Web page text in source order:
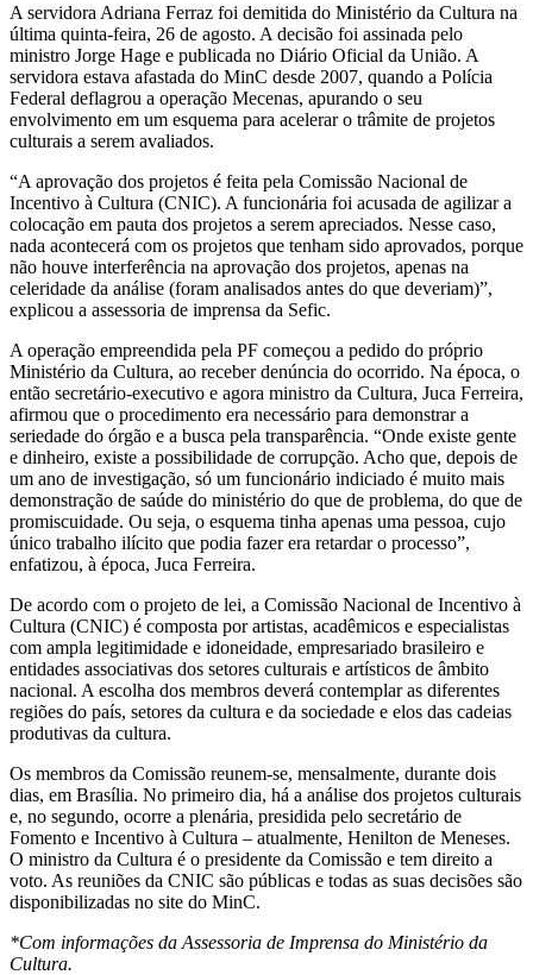
A servidora Adriana Ferraz foi demitida do Ministério da Cultura na
última quinta-feira, 26 de agosto. A decisão foi assinada pelo
ministro Jorge Hage e publicada no Diário Oficial da União. A
servidora estava afastada do MinC desde 2007, quando a Polícia
Federal deflagrou a operação Mecenas, apurando o seu
envolvimento em um esquema para acelerar o trâmite de projetos
culturais a serem avaliados.
“A aprovação dos projetos é feita pela Comissão Nacional de
Incentivo à Cultura (CNIC). A funcionária foi acusada de agilizar a
colocação em pauta dos projetos a serem apreciados. Nesse caso,
nada acontecerá com os projetos que tenham sido aprovados, porque
não houve interferência na aprovação dos projetos, apenas na
celeridade da análise (foram analisados antes do que deveriam)”,
explicou a assessoria de imprensa da Sefic.
A operação empreendida pela PF começou a pedido do próprio
Ministério da Cultura, ao receber denúncia do ocorrido. Na época, o
então secretário-executivo e agora ministro da Cultura, Juca Ferreira,
afirmou que o procedimento era necessário para demonstrar a
seriedade do órgão e a busca pela transparência. “Onde existe gente
e dinheiro, existe a possibilidade de corrupção. Acho que, depois de
um ano de investigação, só um funcionário indiciado é muito mais
demonstração de saúde do ministério do que de problema, do que de
promiscuidade. Ou seja, o esquema tinha apenas uma pessoa, cujo
único trabalho ilícito que podia fazer era retardar o processo”,
enfatizou, à época, Juca Ferreira.
De acordo com o projeto de lei, a Comissão Nacional de Incentivo à
Cultura (CNIC) é composta por artistas, acadêmicos e especialistas
com ampla legitimidade e idoneidade, empresariado brasileiro e
entidades associativas dos setores culturais e artísticos de âmbito
nacional. A escolha dos membros deverá contemplar as diferentes
regiões do país, setores da cultura e da sociedade e elos das cadeias
produtivas da cultura.
Os membros da Comissão reunem-se, mensalmente, durante dois
dias, em Brasília. No primeiro dia, há a análise dos projetos culturais
e, no segundo, ocorre a plenária, presidida pelo secretário de
Fomento e Incentivo à Cultura – atualmente, Henilton de Meneses.
O ministro da Cultura é o presidente da Comissão e tem direito a
voto. As reuniões da CNIC são públicas e todas as suas decisões são
disponibilizadas no site do MinC.
*Com informações da Assessoria de Imprensa do Ministério da
Cultura.